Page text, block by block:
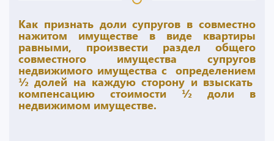
Как признать доли супругов в совместно
нажитом имуществе в виде квартиры
равными, произвести раздел общего
совместного имущества супругов
недвижимого имущества с определением
½ долей на каждую сторону и взыскать
компенсацию стоимости ½ доли в
недвижимом имуществе.